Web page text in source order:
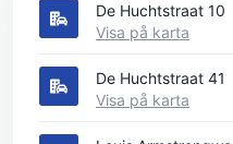
De Huchtstraat 10
Visa på karta
De Huchtstraat 41
Visa på karta